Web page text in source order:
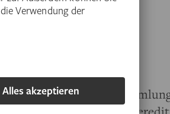
für zu Hause
Highlights aus